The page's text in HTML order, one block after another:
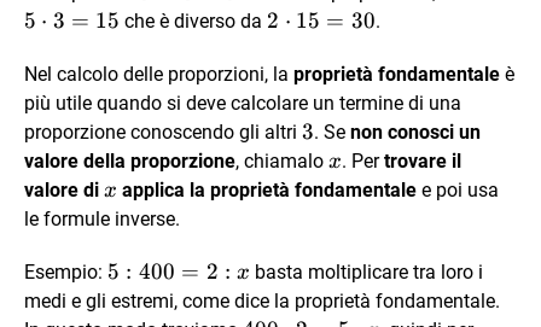
=15
5 ⋅ 3 = 15 che è diverso da 2
15=30
2 ⋅ 15 = 30.
Nel calcolo delle proporzioni, la proprietà fondamentale è
più utile quando si deve calcolare un termine di una
proporzione conoscendo gli altri 3
3. Se non conosci un
valore della proporzione, chiamalo x
x. Pertrovare il
valore di x
x applica la proprietà fondamentale e poi usa
le formule inverse.
Esempio: 5 :
400
5 : 400 = 2 : x basta moltiplicare tra loro i
medi e gli estremi, come dice la proprietà fondamentale.